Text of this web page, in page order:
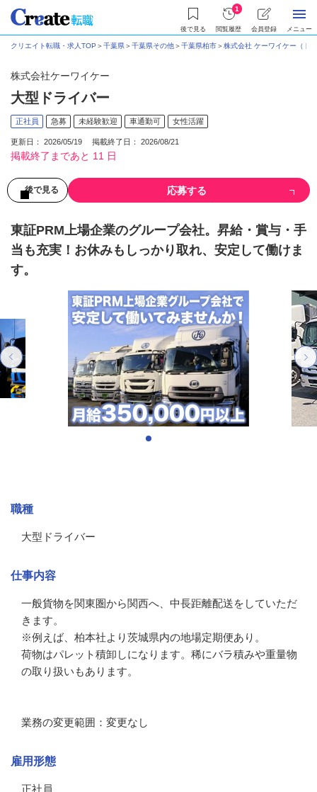
後で見る
1
閲覧履歴 会員登録 メニュー
クリエイト転職・求人TOP ＞千葉県＞千葉県その他＞千葉県柏市＞株式会社 ケーワイケー（ト
株式会社ケーワイケー
大型ドライバー
正社員 急募 未経験歓迎 車通勤可 女性活躍
更新日： 2026/05/19 掲載終了日： 2026/08/21
掲載終了まであと 11 日
後で見る 応募する
東証PRM上場企業のグループ会社。昇給・賞与・手
当も充実！お休みもしっかり取れ、安定して働けま
す。
職種
大型ドライバー
仕事内容
一般貨物を関東圏から関西へ、中長距離配送をしていただ
きます。
※例えば、柏本社より茨城県内の地場定期便あり。
荷物はパレット積卸しになります。稀にバラ積みや重量物
の取り扱いもあります。
業務の変更範囲：変更なし
雇用形態
正社員